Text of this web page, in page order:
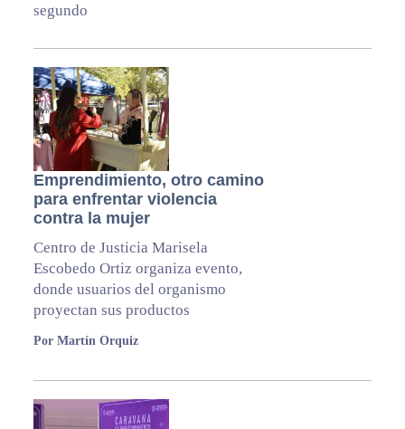
segundo
Emprendimiento, otro camino
para enfrentar violencia
contra la mujer
Centro de Justicia Marisela
Escobedo Ortiz organiza evento,
donde usuarios del organismo
proyectan sus productos
Por Martín Orquiz